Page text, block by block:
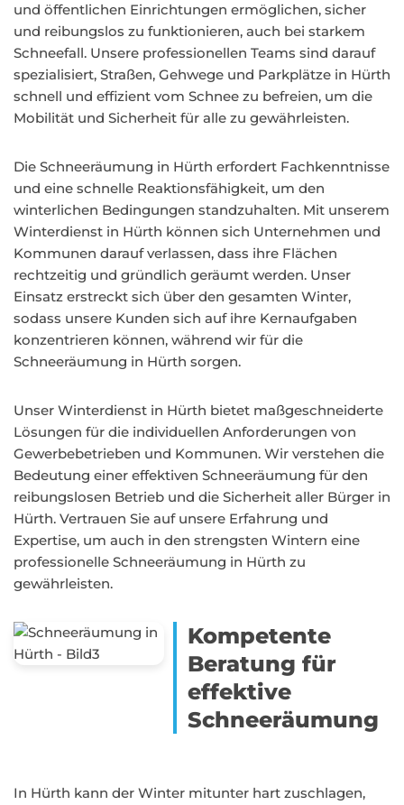
und öffentlichen Einrichtungen ermöglichen, sicher
und reibungslos zu funktionieren, auch bei starkem
Schneefall. Unsere professionellen Teams sind darauf
spezialisiert, Straßen, Gehwege und Parkplätze in Hürth
schnell und effizient vom Schnee zu befreien, um die
Mobilität und Sicherheit für alle zu gewährleisten.
Die Schneeräumung in Hürth erfordert Fachkenntnisse
und eine schnelle Reaktionsfähigkeit, um den
winterlichen Bedingungen standzuhalten. Mit unserem
Winterdienst in Hürth können sich Unternehmen und
Kommunen darauf verlassen, dass ihre Flächen
rechtzeitig und gründlich geräumt werden. Unser
Einsatz erstreckt sich über den gesamten Winter,
sodass unsere Kunden sich auf ihre Kernaufgaben
konzentrieren können, während wir für die
Schneeräumung in Hürth sorgen.
Unser Winterdienst in Hürth bietet maßgeschneiderte
Lösungen für die individuellen Anforderungen von
Gewerbebetrieben und Kommunen. Wir verstehen die
Bedeutung einer effektiven Schneeräumung für den
reibungslosen Betrieb und die Sicherheit aller Bürger in
Hürth. Vertrauen Sie auf unsere Erfahrung und
Expertise, um auch in den strengsten Wintern eine
professionelle Schneeräumung in Hürth zu
gewährleisten.
Kompetente
Beratung für
effektive
Schneeräumung
In Hürth kann der Winter mitunter hart zuschlagen,